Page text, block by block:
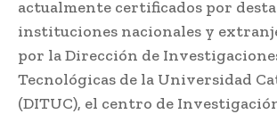
actualmente certificados por
instituciones nacionales y
por la Dirección de
Tecnológicas de la Universidad
(DITUC), el centro de